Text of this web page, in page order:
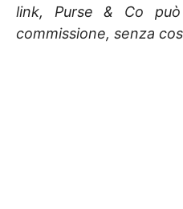
link, Purse & Co
commissione, senza